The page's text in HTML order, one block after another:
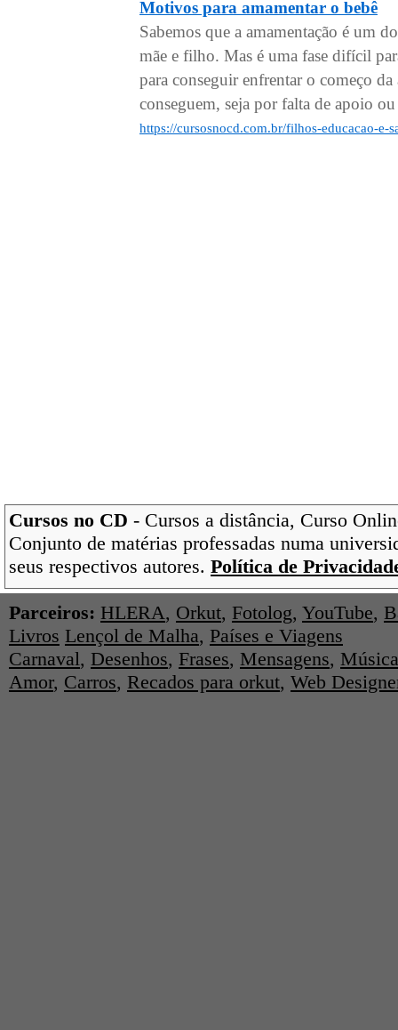
Motivos para amamentar o bebê
Sabemos que a amamentação é um
mãe e filho. Mas é uma fase difícil
para conseguir enfrentar o começo
conseguem, seja por falta de apoio
https://cursosnocd.com.br/filhos-educacao-e-
Cursos no CD - Cursos a distância, Curso
Conjunto de matérias professadas numa
seus respectivos autores. Política de
Parceiros: HLERA, Orkut, Fotolog, YouTube,
Livros Lençol de Malha, Países e Viagens
Carnaval, Desenhos, Frases, Mensagens,
Amor, Carros, Recados para orkut, Web